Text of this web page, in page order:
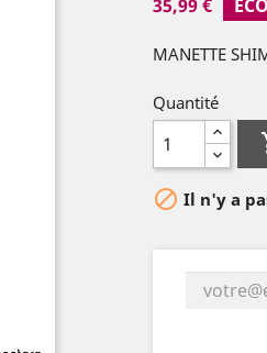
35,99 €
MANETTE
Quantité
 Il n'y a